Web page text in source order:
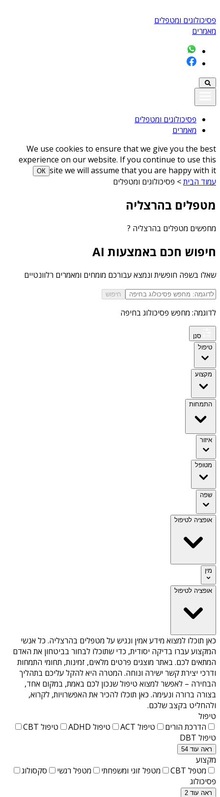
פסיכולוגים ומטפלים
מאמרים
פסיכולוגים ומטפלים
מאמרים
We use cookies to ensure that we give you the best
experience on our website. If you continue to use this
site we will assume that you are happy with it
ОК
עמוד הבית> פסיכולוגים ומטפלים
מטפלים בהרצליה
מחפשים מטפלים בהרצליה ?
חיפוש חכם באמצעות AI
שאלו בשפה חופשית ונמצא עבורכם מומחים ומאמרים רלוונטיים
חיפוש
לדוגמה: מחפש פסיכולוג בחיפה
סנן
טיפול
מקצוע
התמחות
איזור
מטופל
שפה
אופציה לטיפול
מין
אופציה לטיפול
כאן תוכלו למצוא מידע אמין ונגיש על מטפלים בהרצליה. כל אנשי
המקצוע עברו בדיקה יסודית, כדי שתוכלו לבחור בביטחון את האדם
המתאים לכם. באתר מוצגים פרטים מלאים, זמינות, תחומי התמחות
ודרכי יצירת קשר ישירה ונוחה. המטרה היא להקל עליכם בתהליך
הבחירה – לאפשר למצוא טיפול שנכון לכם באמת, במקום אחד,
בצורה ברורה ונעימה. כאן תוכלו להכיר את האפשרויות, לקרוא,
ולהחליט בקצב שלכם.
טיפול
הדרכת הורים
טיפול ACT טיפול ADHD
טיפול CBT
טיפול DBT
ראה עוד 54
מקצוע
מטפל CBT
מטפל זוגי ומשפחתי מטפל רגשי
סקסולוג
פסיכולוג
ראה עוד 2